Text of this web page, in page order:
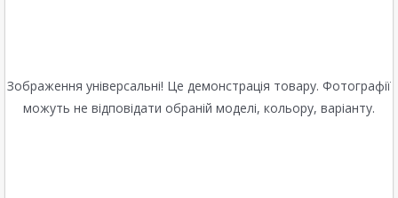
Зображення універсальні! Це демонстрація товару. Фотографії
можуть не відповідати обраній моделі, кольору, варіанту.